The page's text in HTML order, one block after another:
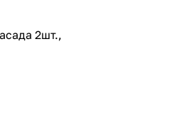
2шт.,